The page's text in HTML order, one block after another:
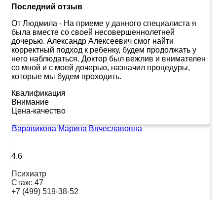
Последний отзыв
От Людмила - На приеме у данного специалиста я
была вместе со своей несовершеннолетней
дочерью. Александр Алексеевич смог найти
корректный подход к ребенку, будем продолжать у
него наблюдаться. Доктор был вежлив и внимателен
со мной и с моей дочерью, назначил процедуры,
которые мы будем проходить.
Квалификация
Внимание
Цена-качество
Варавикова Марина Вячеславовна
4.6
Психиатр
Стаж: 47
+7 (499) 519-38-52